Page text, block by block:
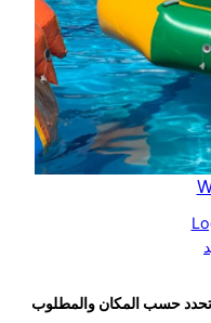
وتحدد حسب المكان والمطلوب